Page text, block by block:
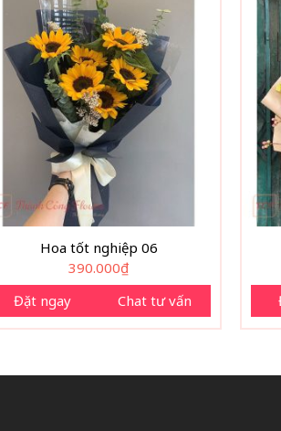
Hoa tốt nghiệp 06
390.000₫
Đặt ngay
Chat tư vấn